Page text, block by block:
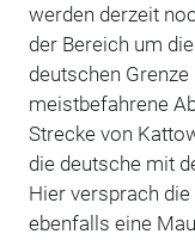
werden derzeit
der Bereich um
deutschen
meistbefahrene
Strecke von
die deutsche mit
Hier versprach
ebenfalls eine